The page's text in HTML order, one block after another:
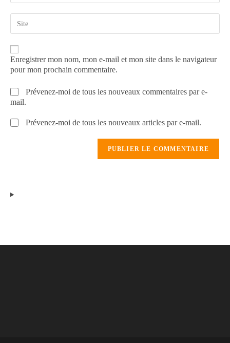
Enregistrer mon nom, mon e-mail et mon site dans le navigateur
pour mon prochain commentaire.
Prévenez-moi de tous les nouveaux commentaires par e-
mail.
Prévenez-moi de tous les nouveaux articles par e-mail.